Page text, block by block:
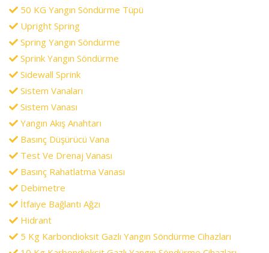
50 KG Yangın Söndürme Tüpü
Upright Spring
Spring Yangın Söndürme
Sprink Yangın Söndürme
Sidewall Sprink
Sistem Vanaları
Sistem Vanası
Yangın Akış Anahtarı
Basınç Düşürücü Vana
Test Ve Drenaj Vanası
Basınç Rahatlatma Vanası
Debimetre
İtfaiye Bağlantı Ağzı
Hidrant
5 Kg Karbondioksit Gazlı Yangın Söndürme Cihazları